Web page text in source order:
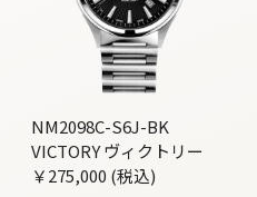
NM2098C-S6J-BK
VICTORY ヴィクトリー
￥275,000 (税込)